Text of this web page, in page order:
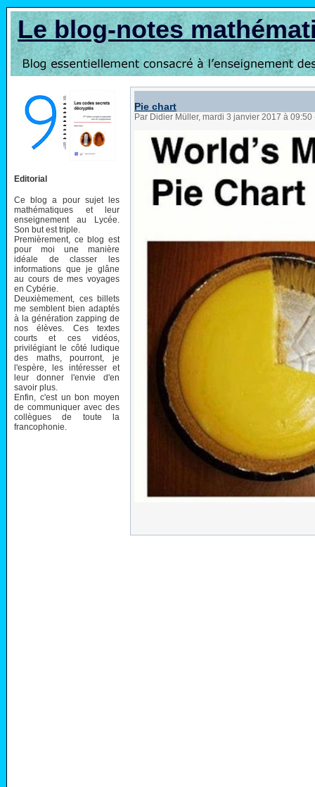
Le blog-notes
Editorial
Ce blog a pour sujet les
mathématiques et leur
enseignement au Lycée.
Son but est triple.
Premièrement, ce blog est
pour moi une manière
idéale de classer les
informations que je glâne
au cours de mes voyages
en Cybérie.
Deuxièmement, ces billets
me semblent bien adaptés
à la génération zapping de
nos élèves. Ces textes
courts et ces vidéos,
privilégiant le côté ludique
des maths, pourront, je
l'espère, les intéresser et
leur donner l'envie d'en
savoir plus.
Enfin, c'est un bon moyen
de communiquer avec des
collègues de toute la
francophonie.
Pie chart
Par Didier Müller, mardi 3 janvier 2017 à 09:50